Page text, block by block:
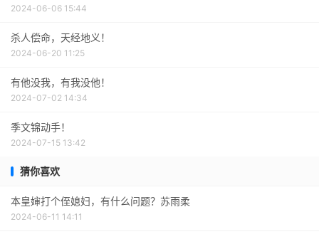
2024-06-06 15:44
杀人偿命，天经地义！
2024-06-20 11:25
有他没我，有我没他！
2024-07-02 14:34
季文锦动手！
2024-07-15 13:42
猜你喜欢
本皇婶打个侄媳妇，有什么问题？苏雨柔
2024-06-11 14:11